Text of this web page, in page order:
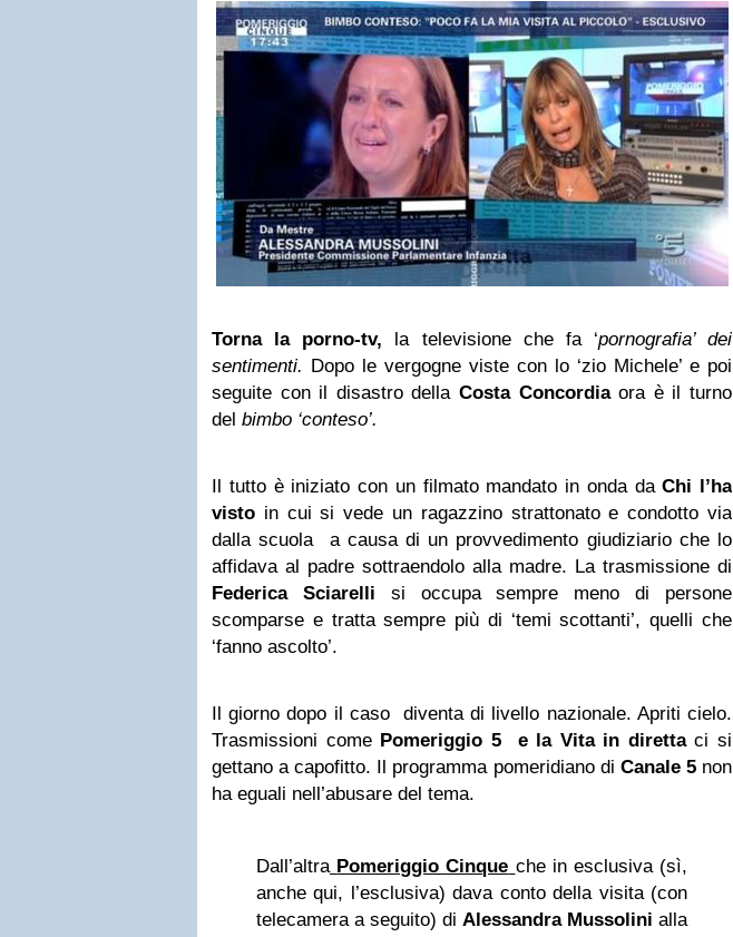
Torna la porno-tv, la televisione che fa ‘pornografia’ dei
sentimenti. Dopo le vergogne viste con lo ‘zio Michele’ e poi
seguite con il disastro della Costa Concordiaora è il turno
del bimbo ‘conteso’.
Il tutto è iniziato con un filmato mandato in onda daChi l’ha
visto in cui si vede un ragazzino strattonato e condotto via
dalla scuola a causa di un provvedimento giudiziario che lo
affidava al padre sottraendolo alla madre. La trasmissione di
Federica Sciarelli si occupa sempre meno di persone
scomparse e tratta sempre più di ‘temi scottanti’, quelli che
‘fanno ascolto’.
Il giorno dopo il caso diventa di livello nazionale. Apriti cielo.
Trasmissioni come Pomeriggio 5 e la Vita in direttaci si
gettano a capofitto. Il programma pomeridiano di Canale 5non
ha eguali nell’abusare del tema.
Dall’altra Pomeriggio Cinque che in esclusiva (sì,
anche qui, l’esclusiva) dava conto della visita (con
telecamera a seguito) di Alessandra Mussolini alla